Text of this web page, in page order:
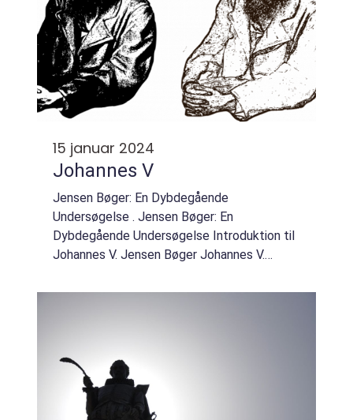
15 januar 2024
Johannes V
Jensen Bøger: En Dybdegående
Undersøgelse . Jensen Bøger: En
Dybdegående Undersøgelse Introduktion til
Johannes V. Jensen Bøger Johannes V.
forfatter, der levede fra 1873 til 1950. Han